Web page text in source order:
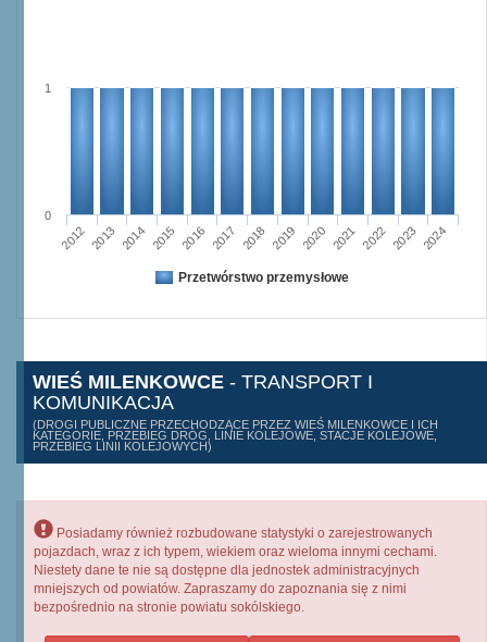
2012 2013 2014 2015 2016 2017 2018 2019 2020 2021 2022 2023 2024
0
1
Przetwórstwo przemysłowe
WIEŚ MILENKOWCE - TRANSPORT I
KOMUNIKACJA
(DROGI PUBLICZNE PRZECHODZĄCE PRZEZ WIEŚ MILENKOWCE I ICH
KATEGORIE, PRZEBIEG DRÓG, LINIE KOLEJOWE, STACJE KOLEJOWE,
PRZEBIEG LINII KOLEJOWYCH)
Posiadamy również rozbudowane statystyki o zarejestrowanych
pojazdach, wraz z ich typem, wiekiem oraz wieloma innymi cechami.
Niestety dane te nie są dostępne dla jednostek administracyjnych
mniejszych od powiatów. Zapraszamy do zapoznania się z nimi
bezpośrednio na stronie powiatu sokólskiego.